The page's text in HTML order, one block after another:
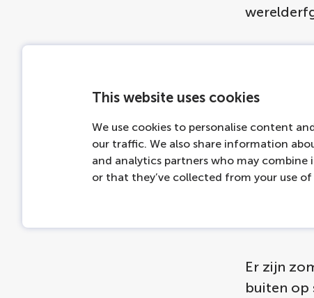
This website uses cookies
We use cookies to personalise content
our traffic. We also share information
and analytics partners who may
or that they’ve collected from your use of
Er zijn
buiten op